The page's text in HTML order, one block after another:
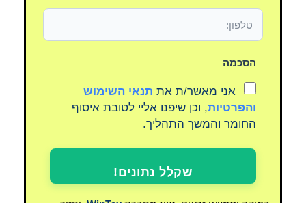
הסכמה
אני מאשר/ת את תנאי השימוש
והפרטיות, וכן שיפנו אליי לטובת איסוף
החומר והמשך התהליך.
שקלל נתונים!